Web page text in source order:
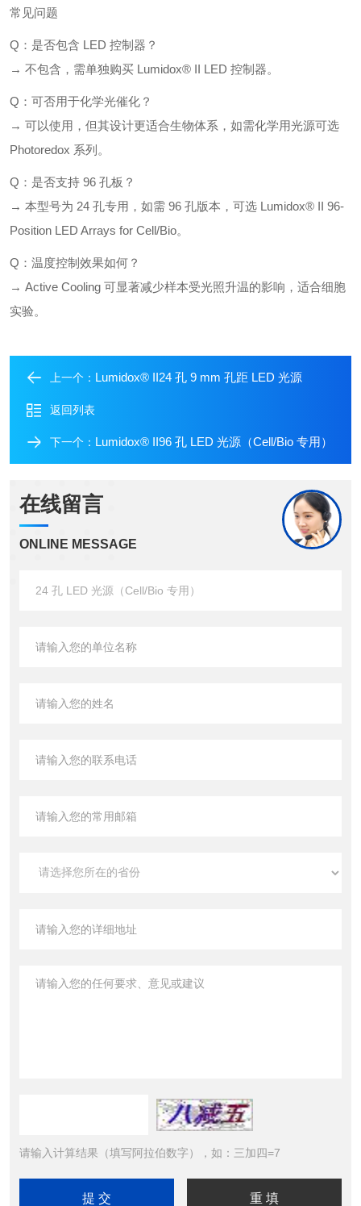
常见问题
Q：是否包含 LED 控制器？
→ 不包含，需单独购买 Lumidox® II LED 控制器。
Q：可否用于化学光催化？
→ 可以使用，但其设计更适合生物体系，如需化学用光源可选
Photoredox 系列。
Q：是否支持 96 孔板？
→ 本型号为 24 孔专用，如需 96 孔版本，可选 Lumidox® II 96-
Position LED Arrays for Cell/Bio。
Q：温度控制效果如何？
→ Active Cooling 可显著减少样本受光照升温的影响，适合细胞
实验。
上一个： Lumidox® II24 孔 9 mm 孔距 LED 光源
返回列表
下一个： Lumidox® II96 孔 LED 光源（Cell/Bio 专用）
在线留言
ONLINE MESSAGE
请输入计算结果（填写阿拉伯数字），如：三加四=7